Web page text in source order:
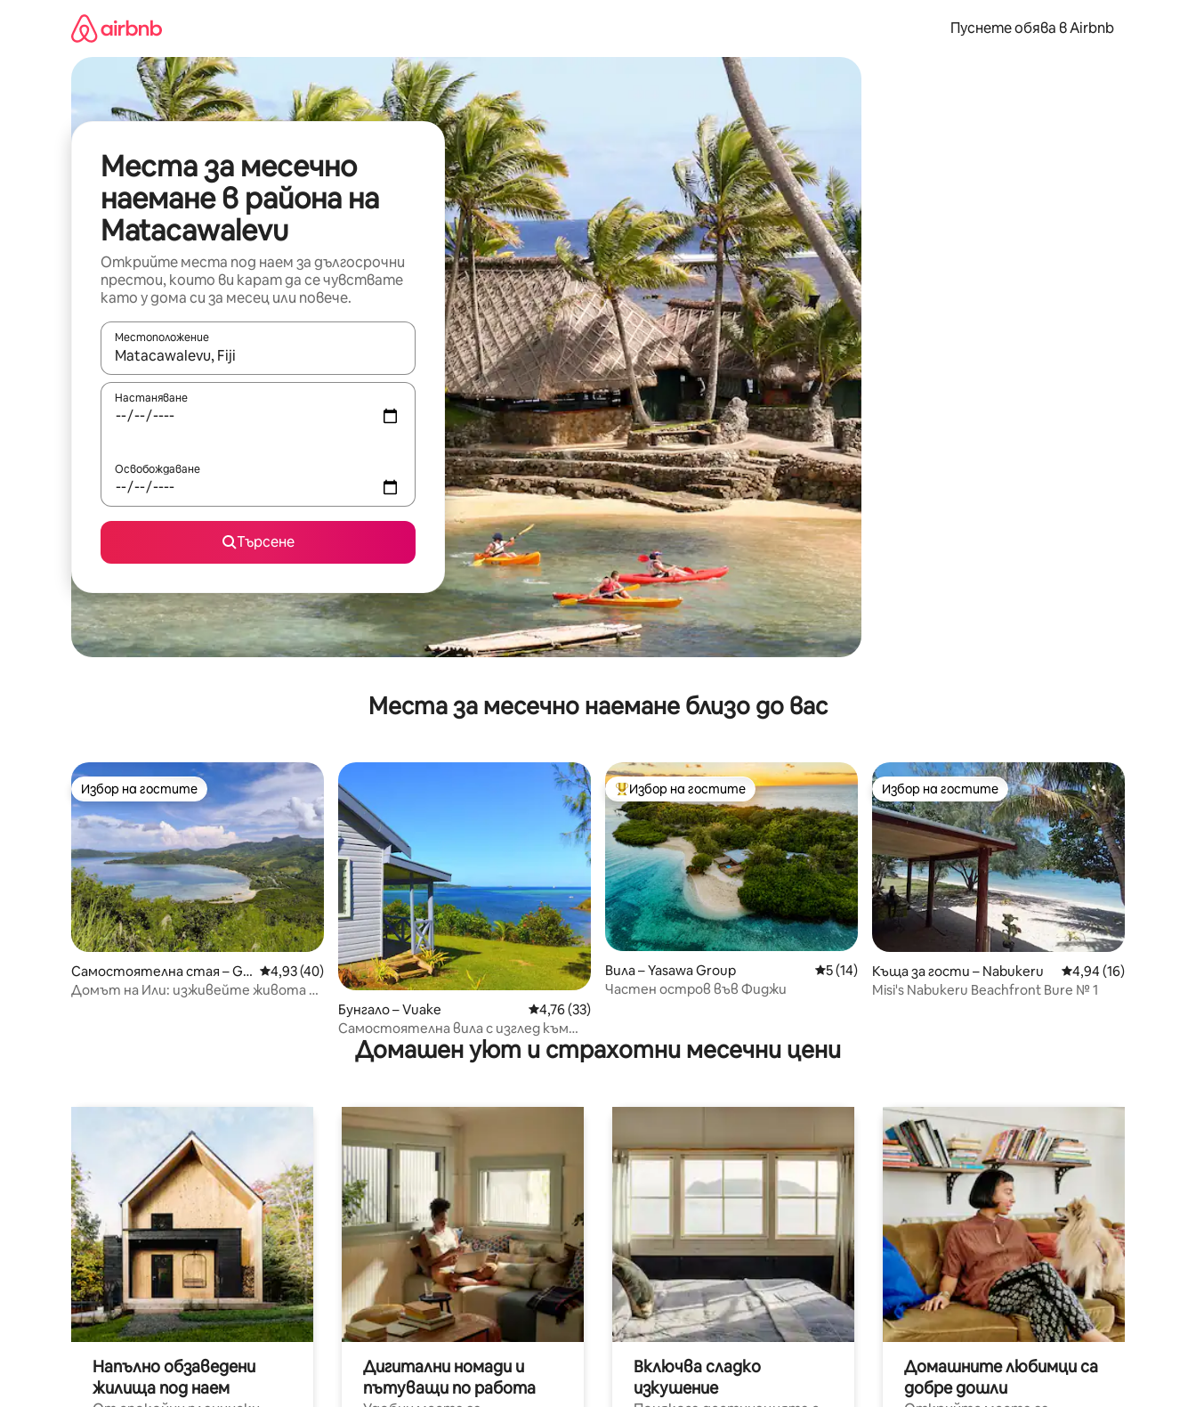
съдържанието
Пуснете обява в Airbnb
Места за месечно
наемане в района на
Matacawalevu
Открийте места под наем за дългосрочни
престои, които ви карат да се чувствате
като у дома си за месец или повече.
Местоположение
Когато резултатите се покажат, използвайте клавишите със стрелки нагоре и надолу или навигирайте с докосване или плъзгане.
Настаняване
Освобождаване
Търсене
Места за месечно наемане близо до вас
Избор на гостите
Избор на гостите
Самостоятелна стая – Gu
nu
Средна оценка: 4,93 от 5, 40 отзива
4,93 (40)
Домът на Или: изживейте живота на
Бунгало – Vuake Средна оценка: 4,76 от 5, 33 отзива
4,76 (33)
Самостоятелна вила с изглед към
морето в хижа сред природата
Най-популярен избор на гостите
Избор на гостите
Вила – Yasawa Group Средна оценка: 5 от 5, 14 отзива
5 (14)
Частен остров във Фиджи
Избор на гостите
Избор на гостите
Къща за гости – Nabukeru Средна оценка:
4,94 (16)
Misi's Nabukeru Beachfront Bure № 1
Домашен уют и страхотни месечни цени
Напълно обзаведени
жилища под наем
Дигитални номади и
пътуващи по работа
Включва сладко
изкушение
Домашните любимци са
добре дошли